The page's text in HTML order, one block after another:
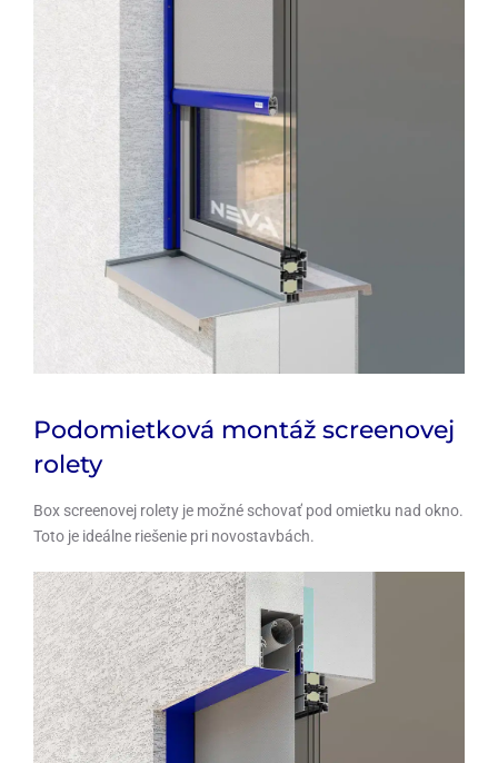
Podomietková montáž screenovej
rolety
Box screenovej rolety je možné schovať pod omietku nad okno.
Toto je ideálne riešenie pri novostavbách.